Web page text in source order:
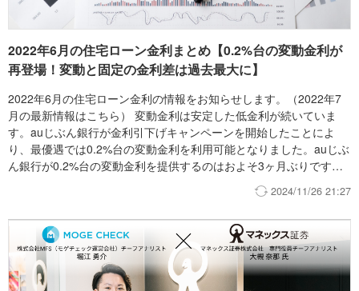
2022年6月の住宅ローン金利まとめ【0.2%台の変動金利が
再登場！変動と固定の金利差は過去最大に】
2022年6月の住宅ローン金利の情報をお知らせします。（2022年7
月の最新情報はこちら） 変動金利は安定した低金利が続いていま
す。auじぶん銀行が金利引下げキャンペーンを開始したことによ
り、最優遇では0.2%台の変動金利を利用可能となりました。auじぶ
ん銀行が0.2%台の変動金利を提供するのはおよそ3ヶ月ぶりです。
固定金利は上昇が一服し、メガバンクの10年固定金利が低下しまし
た。一方で長期固定金利住宅ローンの代表格であるフラット35はや
や上昇し、2017年10月の商品改定後の最高値を更新する1.49%とな
りました。 こうした動きにより、変動金利と固定金利（フラット
35）の金利差が過去最大を更新しました。どの金利タイプを選ぶか
で、毎月返済額や総返済額に大きな差が出る状況となっています。
（後述の「３．住宅ローンインデックスの動きと変動・固定の金利
2024/11/26 21:27